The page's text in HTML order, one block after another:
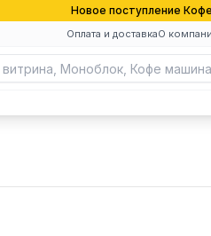
Новое поступление
Оплата и доставкаО